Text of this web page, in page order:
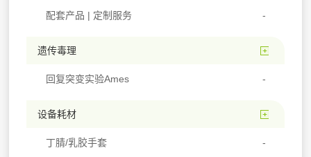
配套产品 | 定制服务
遗传毒理
回复突变实验Ames
设备耗材
丁腈/乳胶手套